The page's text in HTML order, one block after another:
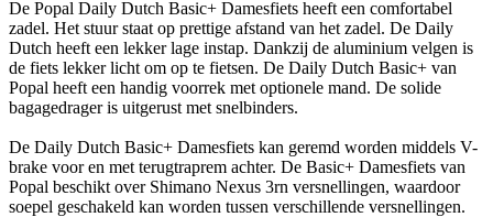
De Popal Daily Dutch Basic+ Damesfiets heeft een comfortabel
zadel. Het stuur staat op prettige afstand van het zadel. De Daily
Dutch heeft een lekker lage instap. Dankzij de aluminium velgen is
de fiets lekker licht om op te fietsen. De Daily Dutch Basic+ van
Popal heeft een handig voorrek met optionele mand. De solide
bagagedrager is uitgerust met snelbinders.
De Daily Dutch Basic+ Damesfiets kan geremd worden middels V-
brake voor en met terugtraprem achter. De Basic+ Damesfiets van
Popal beschikt over Shimano Nexus 3rn versnellingen, waardoor
soepel geschakeld kan worden tussen verschillende versnellingen.